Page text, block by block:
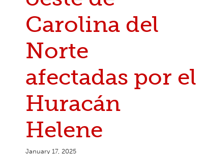
Carolina del
Norte
afectadas por el
Huracán
Helene
January 17, 2025